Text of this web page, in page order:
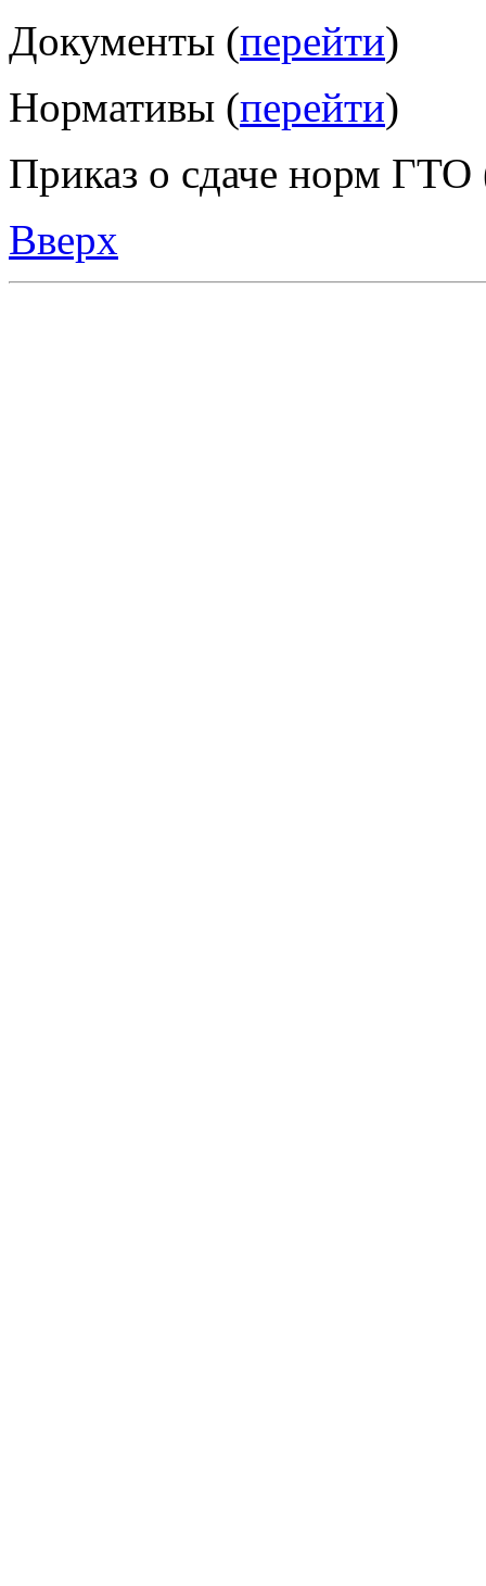
Документы (перейти)
Нормативы (перейти)
Приказ о сдаче норм ГТО
Вверх